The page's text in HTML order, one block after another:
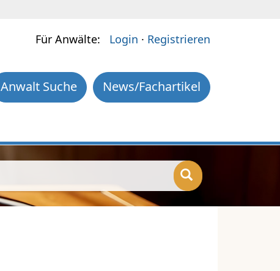
Für Anwälte: Login · Registrieren
News/Fachartikel
Anwalt Suche